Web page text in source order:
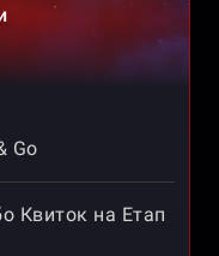
Go
Квиток на Етап